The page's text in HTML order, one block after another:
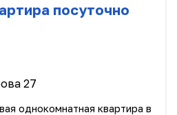
посуточно
27
однокомнатная квартира в